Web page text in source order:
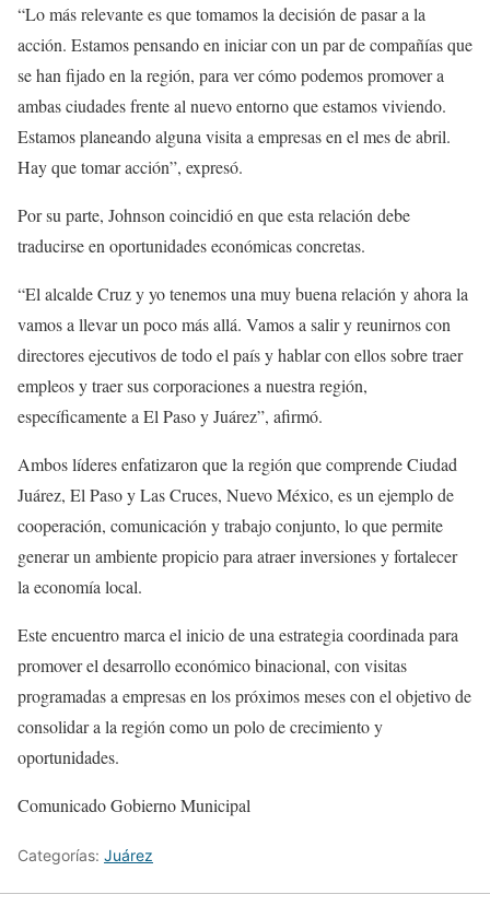
“Lo más relevante es que tomamos la decisión de pasar a la
acción. Estamos pensando en iniciar con un par de compañías que
se han fijado en la región, para ver cómo podemos promover a
ambas ciudades frente al nuevo entorno que estamos viviendo.
Estamos planeando alguna visita a empresas en el mes de abril.
Hay que tomar acción”, expresó.
Por su parte, Johnson coincidió en que esta relación debe
traducirse en oportunidades económicas concretas.
“El alcalde Cruz y yo tenemos una muy buena relación y ahora la
vamos a llevar un poco más allá. Vamos a salir y reunirnos con
directores ejecutivos de todo el país y hablar con ellos sobre traer
empleos y traer sus corporaciones a nuestra región,
específicamente a El Paso y Juárez”, afirmó.
Ambos líderes enfatizaron que la región que comprende Ciudad
Juárez, El Paso y Las Cruces, Nuevo México, es un ejemplo de
cooperación, comunicación y trabajo conjunto, lo que permite
generar un ambiente propicio para atraer inversiones y fortalecer
la economía local.
Este encuentro marca el inicio de una estrategia coordinada para
promover el desarrollo económico binacional, con visitas
programadas a empresas en los próximos meses con el objetivo de
consolidar a la región como un polo de crecimiento y
oportunidades.
Comunicado Gobierno Municipal
Categorías: Juárez